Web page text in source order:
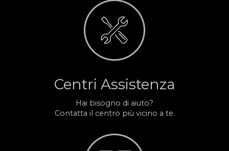
Centri Assistenza
Hai bisogno di aiuto?
Contatta il centro più vicino a te.